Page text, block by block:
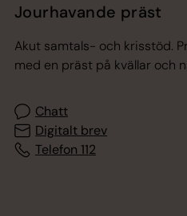
Jourhavande präst
Akut samtals- och krisstöd.
med en präst på kvällar och
Chatt
Digitalt brev
Telefon 112